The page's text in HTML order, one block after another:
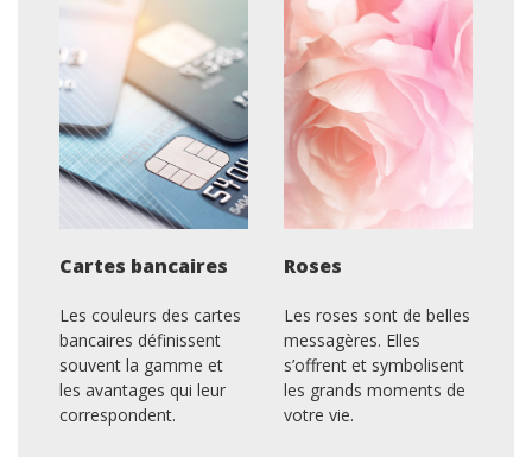
Cartes bancaires
Les couleurs des cartes
bancaires définissent
souvent la gamme et
les avantages qui leur
correspondent.
Roses
Les roses sont de belles
messagères. Elles
s’offrent et symbolisent
les grands moments de
votre vie.